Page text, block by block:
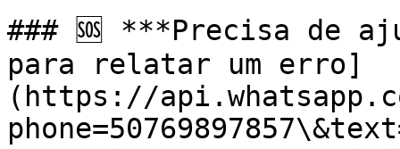
### 🆘 ***Precisa de
para relatar um erro]
(https://